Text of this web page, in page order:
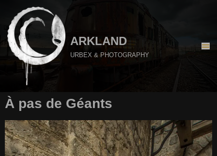
Aller
au
contenu
ARKLAND
URBEX & PHOTOGRAPHY
À pas de Géants